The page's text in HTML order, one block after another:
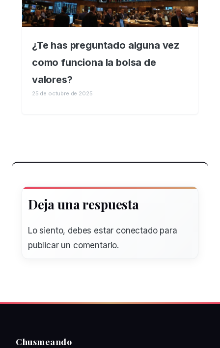
¿Te has preguntado alguna vez
como funciona la bolsa de
valores?
25 de octubre de 2025
Deja una respuesta
Lo siento, debes estar conectadopara
publicar un comentario.
Chusmeando